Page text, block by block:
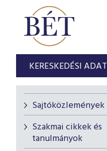
KERESKEDÉSI
Sajtóközlemények
Szakmai cikkek és
tanulmányok